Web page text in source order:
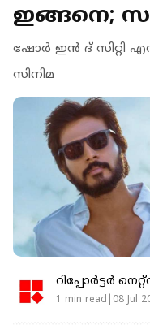
ഇങ്ങനെ;
ഷോര്‍ ഇന്‍ ദ് സിറ്റി
സിനിമ
റിപ്പോർട്ടർ
1 min read|08 Jul